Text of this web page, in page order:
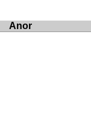
Anor